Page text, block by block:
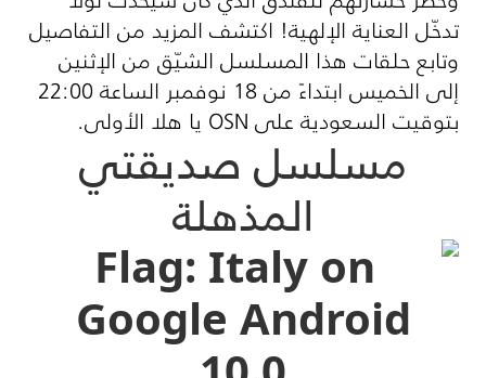
تدخّل العناية الإلهية! اكتشف المزيد من التفاصيل
وتابع حلقات هذا المسلسل الشيّق من الإثنين
إلى الخميس ابتداءً من 18 نوفمبر الساعة 22:00
بتوقيت السعودية علىOSN يا هلا الأولى.
مسلسل صديقتي
المذهلة